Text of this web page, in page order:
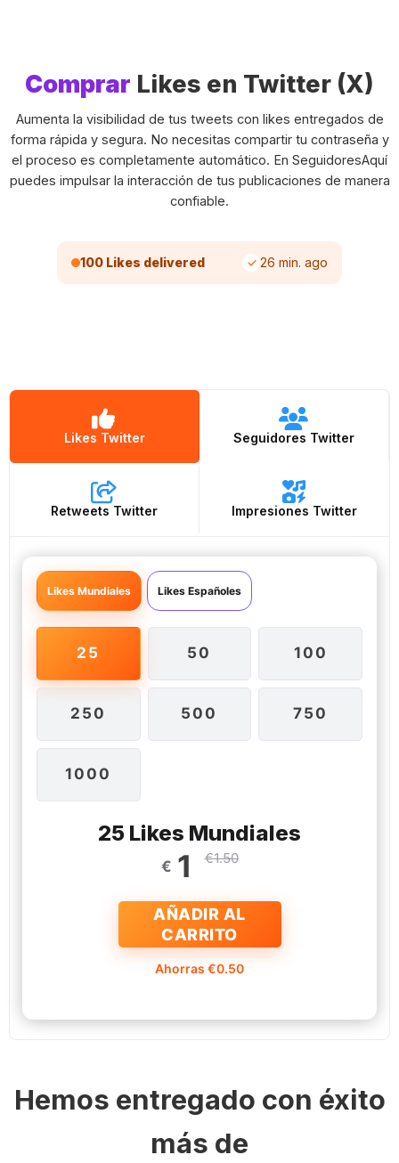
Comprar Likes en Twitter (X)
Aumenta la visibilidad de tus tweets con likes entregados de
forma rápida y segura. No necesitas compartir tu contraseña y
el proceso es completamente automático. En SeguidoresAquí
puedes impulsar la interacción de tus publicaciones de manera
confiable.
100 Likes delivered ✓ 26 min. ago
Likes Twitter Seguidores Twitter
Retweets Twitter Impresiones Twitter
Likes Mundiales Likes Españoles
25 50 100
250 500 750
1000
25 Likes Mundiales
€ 1 €1.50
AÑADIR AL
CARRITO
Ahorras €0.50
Hemos entregado con éxito
más de